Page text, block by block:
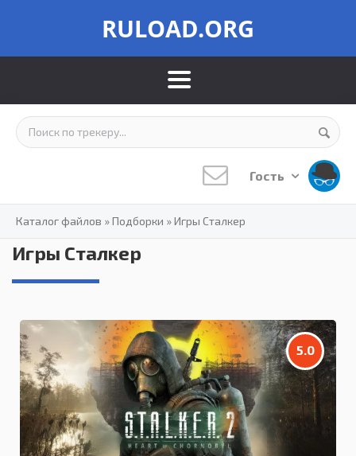
RULOAD.ORG
Гость
Каталог файлов »Подборки »Игры Сталкер
Игры Сталкер
5.0